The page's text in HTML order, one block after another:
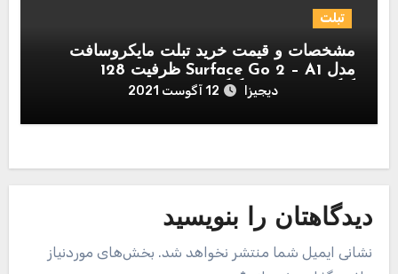
تبلت
مشخصات و قیمت خرید تبلت مایکروسافت
مدل Surface Go 2 – A1 ظرفیت 128
گیگابایت و رم 8 گیگابایت
دیجیزا 12 آگوست 2021
دیدگاهتان را بنویسید
نشانی ایمیل شما منتشر نخواهد شد. بخش‌های موردنیاز